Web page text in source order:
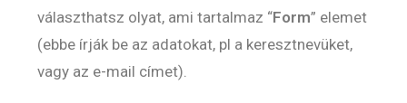
választhatsz olyat, ami tartalmaz “Form” elemet
(ebbe írják be az adatokat, pl a keresztnevüket,
vagy az e-mail címet).